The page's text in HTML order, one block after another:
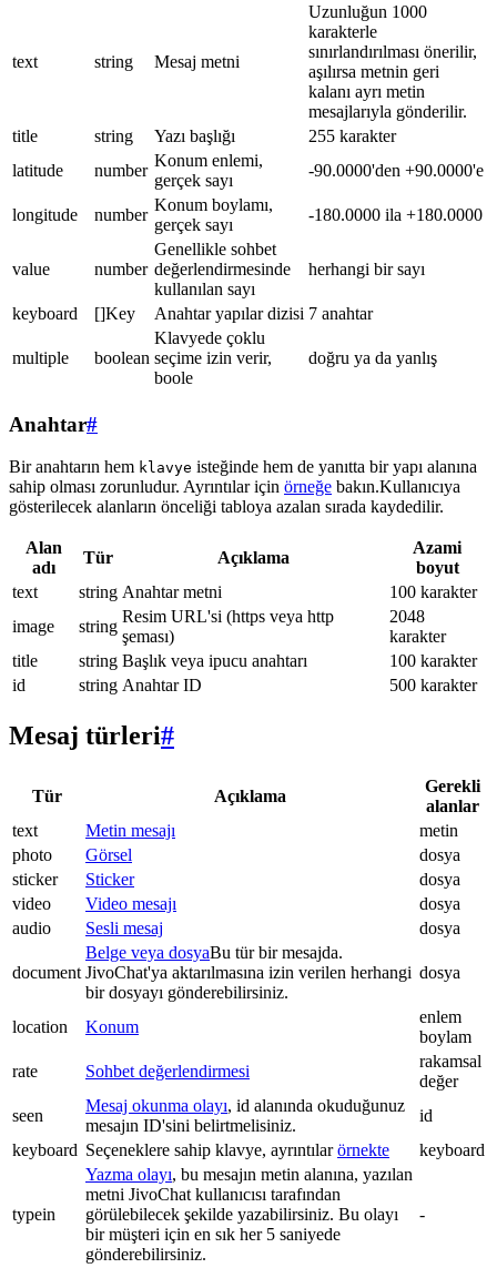
text string Mesaj metni
Uzunluğun 1000
karakterle
sınırlandırılması önerilir,
aşılırsa metnin geri
kalanı ayrı metin
mesajlarıyla gönderilir.
title
string Yazı başlığı
255 karakter
latitude
number
Konum enlemi,
gerçek sayı
-90.0000'den +90.0000'e
longitude number
Konum boylamı,
gerçek sayı
-180.0000 ila +180.0000
value number
Genellikle sohbet
değerlendirmesinde
kullanılan sayı
herhangi bir sayı
keyboard []Key Anahtar yapılar dizisi 7 anahtar
multiple boolean
Klavyede çoklu
seçime izin verir,
boole
doğru ya da yanlış
Anahtar#
Bir anahtarın hem klavye isteğinde hem de yanıtta bir yapı alanına
sahip olması zorunludur. Ayrıntılar için örneğe bakın.Kullanıcıya
gösterilecek alanların önceliği tabloya azalan sırada kaydedilir.
Alan
adı
Tür Açıklama
Azami
boyut
text
string Anahtar metni
100 karakter
image
string
Resim URL'si (https veya http
şeması)
2048
karakter
title
string Başlık veya ipucu anahtarı
100 karakter
id
string Anahtar ID 500 karakter
Mesaj türleri#
Tür Açıklama
Gerekli
alanlar
text
Metin mesajı
metin
photo
Görsel
dosya
sticker
Sticker
dosya
video
Video mesajı
dosya
audio
Sesli mesaj dosya
document
Belge veya dosyaBu tür bir mesajda.
JivoChat'ya aktarılmasına izin verilen herhangi
bir dosyayı gönderebilirsiniz.
dosya
location Konum
enlem
boylam
rate
Sohbet değerlendirmesi
rakamsal
değer
seen
Mesaj okunma olayı, id alanında okuduğunuz
mesajın ID'sini belirtmelisiniz.
id
keyboard Seçeneklere sahip klavye, ayrıntılarörnekte keyboard
typein
Yazma olayı, bu mesajın metin alanına, yazılan
metni JivoChat kullanıcısı tarafından
görülebilecek şekilde yazabilirsiniz. Bu olayı
bir müşteri için en sık her 5 saniyede
gönderebilirsiniz.
-